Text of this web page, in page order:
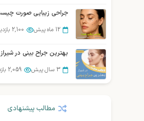
12 ماه پیش 2,100 بازدید
3 سال پیش 2,059 بازدید
1 سال پیش 2,058 بازدید
مطالب پیشنهادی